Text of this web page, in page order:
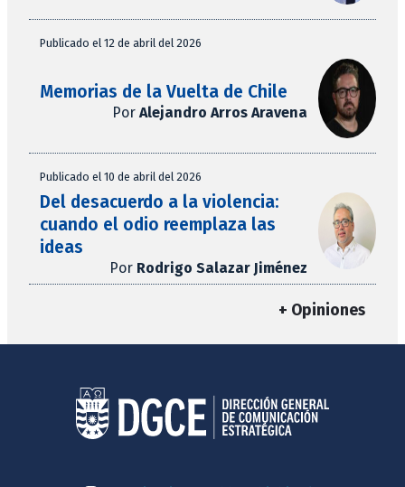
Publicado el 12 de abril del 2026
Memorias de la Vuelta de Chile
Por Alejandro Arros Aravena
Publicado el 10 de abril del 2026
Del desacuerdo a la violencia:
cuando el odio reemplaza las
ideas
Por Rodrigo Salazar Jiménez
+ Opiniones